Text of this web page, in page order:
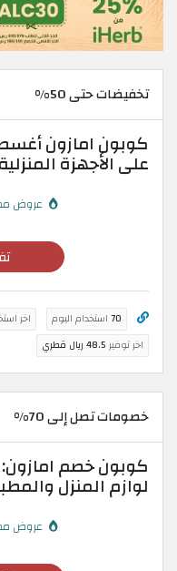
تخفيضات حتى 50%
على الأجهزة المنزلية
عروض
70 استخدام اليوم اخر
اخر توفير 48.5 ريال قطري
خصومات تصل إلى 70%
لوازم المنزل
عروض